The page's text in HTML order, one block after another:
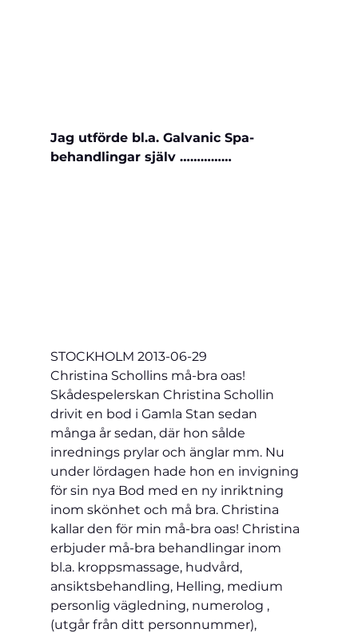
Jag utförde bl.a. Galvanic Spa-
behandlingar själv ……………
STOCKHOLM 2013-06-29
Christina Schollins må-bra oas!
Skådespelerskan Christina Schollin
drivit en bod i Gamla Stan sedan
många år sedan, där hon sålde
inrednings prylar och änglar mm. Nu
under lördagen hade hon en invigning
för sin nya Bod med en ny inriktning
inom skönhet och må bra. Christina
kallar den för min må-bra oas! Christina
erbjuder må-bra behandlingar inom
bl.a. kroppsmassage, hudvård,
ansiktsbehandling, Helling, medium
personlig vägledning, numerolog ,
(utgår från ditt personnummer),